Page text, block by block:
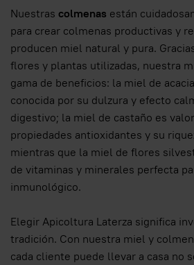
Nuestras colmenas están
para crear colmenas productivas y
producen miel natural y pura.
flores y plantas utilizadas, nuestra
gama de beneficios: la miel de
conocida por su dulzura y efecto
digestivo; la miel de castaño es
propiedades antioxidantes y su
mientras que la miel de flores
de vitaminas y minerales perfecta
inmunológico.
Elegir Apicoltura Laterza significa
tradición. Con nuestra miel y
cada cliente puede llevar a casa no